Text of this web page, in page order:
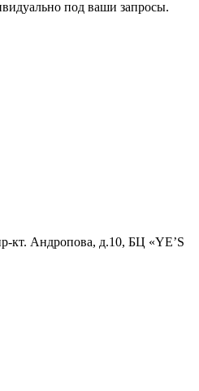
под ваши запросы.
кт. Андропова, д.10, БЦ «YE’S